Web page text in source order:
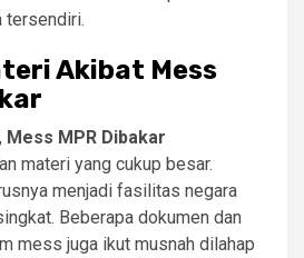
tersendiri.
Akibat Mess
Mess MPR Dibakar
materi yang cukup besar.
menjadi fasilitas negara
Beberapa dokumen dan
mess juga ikut musnah dilahap